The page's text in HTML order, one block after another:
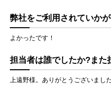
弊社をご利用されていか
よかったです！
担当者は誰でしたか?また
上遠野様。ありがとうございまし